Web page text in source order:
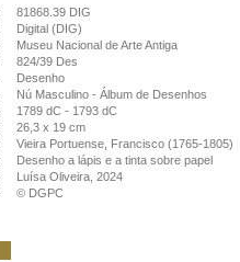
81868.39 DIG
Digital (DIG)
Museu Nacional de Arte Antiga
824/39 Des
Desenho
Nú Masculino - Álbum de Desenhos
1789 dC - 1793 dC
26,3 x 19 cm
Vieira Portuense, Francisco (1765-1805)
Desenho a lápis e a tinta sobre papel
Luísa Oliveira, 2024
© DGPC